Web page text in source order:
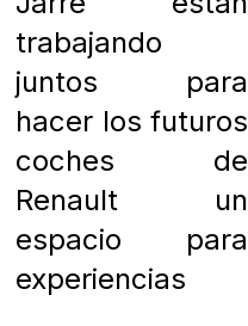
trabajando
juntos para
hacer los futuros
coches de
Renault un
espacio para
experiencias